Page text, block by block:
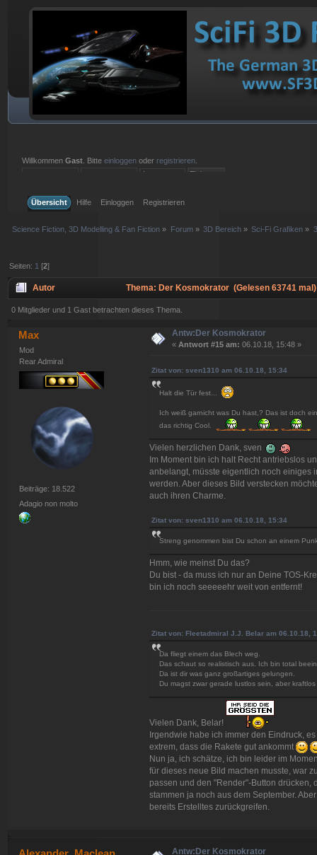
WillkommenGast . Bitteeinloggen oder registrieren
Übersicht
Hilfe Einloggen Registrieren
Science Fiction, 3D Modelling & Fan Fiction » Forum» 3D Bereich » Sci-Fi Grafiken »
Seiten: 1 [2]
Autor Thema: Der Kosmokrator (Gelesen 63741 mal)
0 Mitglieder und 1 Gast betrachten dieses Thema.
Max
Mod
Rear Admiral
Beiträge: 18.522
Adagio non molto
Antw:Der Kosmokrator
« Antwort #15 am: 06.10.18, 15:48 »
Zitat von: sven1310 am 06.10.18, 15:34
Halt die Tür fest...
Ich weiß garnicht was Du hast,? Das ist doch
das richtig Cool.
Vielen herzlichen Dank, sven
Im Moment bin ich halt Recht antriebslos
anbelangt, müsste eigentlich noch einiges
werden. Aber dieses Bild verstecken
auch ihren Charme.
Zitat von: sven1310 am 06.10.18, 15:34
Streng genommen bist Du schon an einem
Hmm, wie meinst Du das?
Du bist - da muss ich nur an Deine TOS-
bin ich noch seeeeehr weit von entfernt!
Zitat von: Fleetadmiral J.J. Belar am 06.10.18,
Da fliegt einem das Blech weg.
Das schaut so realistisch aus. Ich bin total
Da ist dir was ganz großartiges gelungen.
Du magst zwar gerade lustlos sein, aber
Vielen Dank, Belar!
Irgendwie habe ich immer den Eindruck,
extrem, dass die Rakete gut ankommt
Nun ja, ich schätze, ich bin leider im
für dieses neue Bild machen musste, war
passen und den "Render"-Button drücken,
stammen ja noch aus dem September.
bereits Erstelltes zurückgreifen.
Antw:Der Kosmokrator